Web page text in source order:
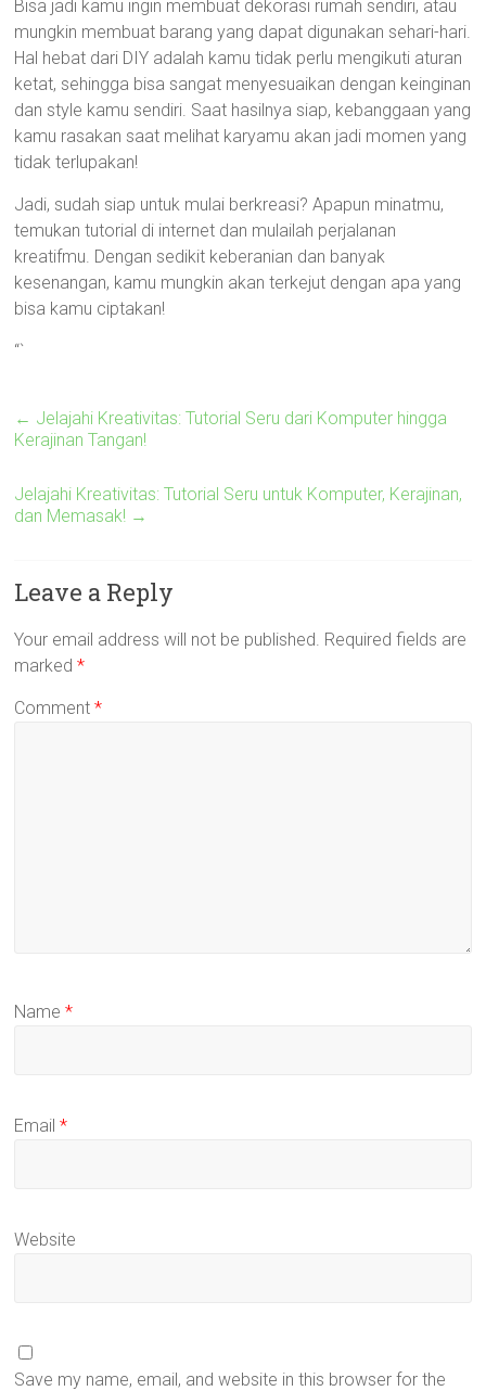
Bisa jadi kamu ingin membuat dekorasi rumah sendiri, atau
mungkin membuat barang yang dapat digunakan sehari-hari.
Hal hebat dari DIY adalah kamu tidak perlu mengikuti aturan
ketat, sehingga bisa sangat menyesuaikan dengan keinginan
dan style kamu sendiri. Saat hasilnya siap, kebanggaan yang
kamu rasakan saat melihat karyamu akan jadi momen yang
tidak terlupakan!
Jadi, sudah siap untuk mulai berkreasi? Apapun minatmu,
temukan tutorial di internet dan mulailah perjalanan
kreatifmu. Dengan sedikit keberanian dan banyak
kesenangan, kamu mungkin akan terkejut dengan apa yang
bisa kamu ciptakan!
“`
← Jelajahi Kreativitas: Tutorial Seru dari Komputer hingga
Kerajinan Tangan!
Jelajahi Kreativitas: Tutorial Seru untuk Komputer, Kerajinan,
dan Memasak! →
Leave a Reply
Your email address will not be published. Required fields are
marked*
Comment*
Name*
Email*
Website
Save my name, email, and website in this browser for the